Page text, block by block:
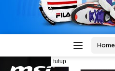
Home
tutup